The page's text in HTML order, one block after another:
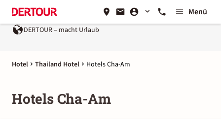
Menü
DERTOUR – macht Urlaub
Hotel Thailand Hotel Hotels Cha-Am
Hotels Cha-Am